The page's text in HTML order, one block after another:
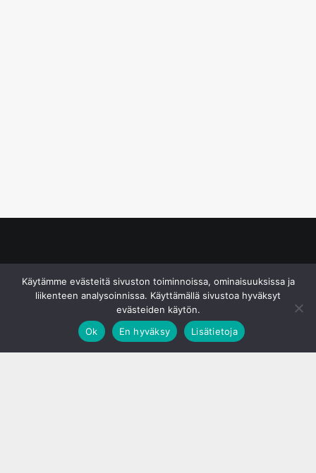
Käytämme evästeitä sivuston toiminnoissa, ominaisuuksissa ja
liikenteen analysoinnissa. Käyttämällä sivustoa hyväksyt
evästeiden käytön.
Ok
En hyväksy Lisätietoja